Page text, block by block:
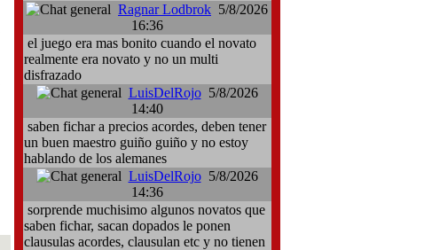
Ragnar Lodbrok 5/8/2026
16:36
el juego era mas bonito cuando el novato
realmente era novato y no un multi
disfrazado
LuisDelRojo5/8/2026
14:40
saben fichar a precios acordes, deben tener
un buen maestro guiño guiño y no estoy
hablando de los alemanes
LuisDelRojo5/8/2026
14:36
sorprende muchisimo algunos novatos que
saben fichar, sacan dopados le ponen
clausulas acordes, clausulan etc y no tienen